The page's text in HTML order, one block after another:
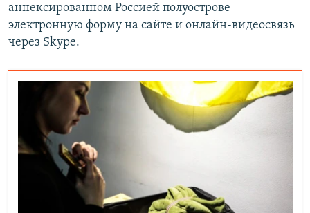
аннексированном Россией полуострове –
электронную форму на сайте и онлайн-видеосвязь
через Skype.